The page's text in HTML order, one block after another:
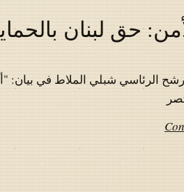
حق لبنان
الرئاسي شبلي الملاط في